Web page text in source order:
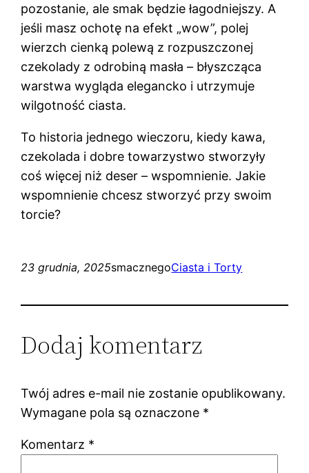
pozostanie, ale smak będzie łagodniejszy. A
jeśli masz ochotę na efekt „wow”, polej
wierzch cienką polewą z rozpuszczonej
czekolady z odrobiną masła – błyszcząca
warstwa wygląda elegancko i utrzymuje
wilgotność ciasta.
To historia jednego wieczoru, kiedy kawa,
czekolada i dobre towarzystwo stworzyły
coś więcej niż deser – wspomnienie. Jakie
wspomnienie chcesz stworzyć przy swoim
torcie?
23 grudnia, 2025smacznegoCiasta i Torty
Dodaj komentarz
Twój adres e-mail nie zostanie opublikowany.
Wymagane pola są oznaczone *
Komentarz *